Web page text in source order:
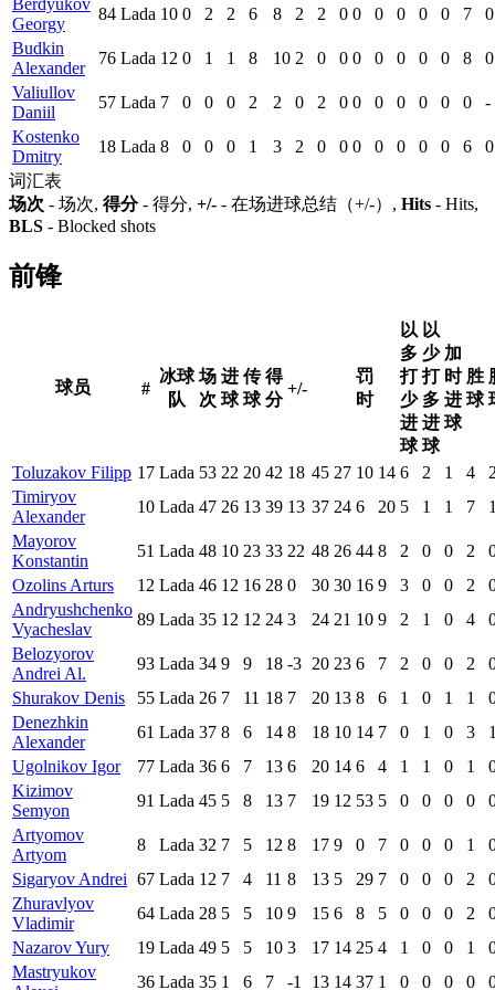
Berdyukov
Georgy
84 Lada 10 0 2 2 6 8 2 2 0 0 0 0 0 0 7
Budkin
Alexander
76 Lada 12 0 1 1 8 10 2 0 0 0 0 0 0 0 8
Valiullov
Daniil
57 Lada 7 0 0 0 2 2 0 2 0 0 0 0 0 0 0
-
Kostenko
Dmitry
18 Lada 8 0 0 0 1 3 2 0 0 0 0 0 0 0 6
词汇表
场次 - 场次, 得分- 得分, +/- - 在场进球总结（+/-）, Hits - Hits,
BLS - Blocked shots
前锋
球员 #
冰球
队
场
次
进
球
传
球
得
分
+/-
罚
时
以
多
打
少
进
球
以
少
打
多
进
球
加
时
进
球
胜
球
Toluzakov Filipp 17 Lada 53 22 20 42 18 45 27 10 14 6 2 1 4
Timiryov
Alexander
10 Lada 47 26 13 39 13 37 24 6 20 5 1 1 7
Mayorov
Konstantin
51 Lada 48 10 23 33 22 48 26 44 8 2 0 0 2
Ozolins Arturs
12 Lada 46 12 16 28 0 30 30 16 9 3 0 0 2
Andryushchenko
Vyacheslav
89 Lada 35 12 12 24 3 24 21 10 9 2 1 0 4
Belozyorov
Andrei Al.
93 Lada 34 9 9 18 -3 20 23 6 7 2 0 0 2
Shurakov Denis
55 Lada 26 7 11 18 7 20 13 8 6 1 0 1 1
Denezhkin
Alexander
61 Lada 37 8 6 14 8 18 10 14 7 0 1 0 3
Ugolnikov Igor
77 Lada 36 6 7 13 6 20 14 6 4 1 1 0 1
Kizimov
Semyon
91 Lada 45 5 8 13 7 19 12 53 5 0 0 0 0
Artyomov
Artyom
8 Lada 32 7 5 12 8 17 9 0 7 0 0 0 1
Sigaryov Andrei 67 Lada 12 7 4 11 8 13 5 29 7 0 0 0 2
Zhuravlyov
Vladimir
64 Lada 28 5 5 10 9 15 6 8 5 0 0 0 2
Nazarov Yury
19 Lada 49 5 5 10 3 17 14 25 4 1 0 0 1
Mastryukov
36 Lada 35 1 6 7 -1 13 14 37 1 0 0 0 0